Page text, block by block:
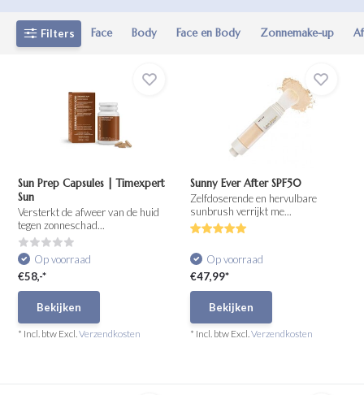
Filters Face Body Face en Body Zonnemake-up
Sun Prep Capsules | Timexpert
Sun
Versterkt de afweer van de huid
tegen zonneschad...
Op voorraad
€58,-*
Bekijken
* Incl. btw Excl.Verzendkosten
Sunny Ever After SPF50
Zelfdoserende en hervulbare
sunbrush verrijkt me...
Op voorraad
€47,99*
Bekijken
* Incl. btw Excl.Verzendkosten